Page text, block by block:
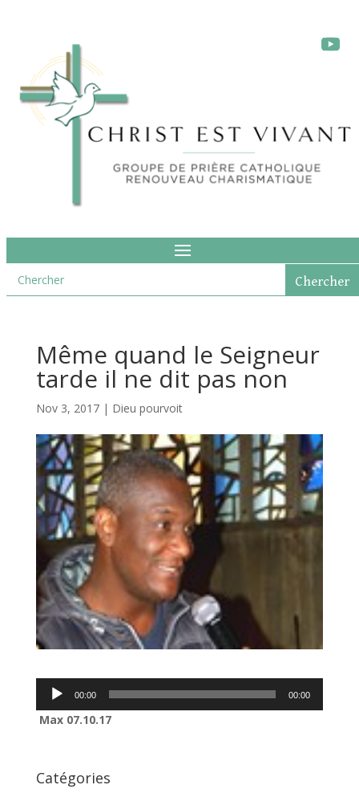
Même quand le Seigneur
tarde il ne dit pas non
Nov 3, 2017| Dieu pourvoit
Lecteur
00:00 00:00
Max 07.10.17
Catégories